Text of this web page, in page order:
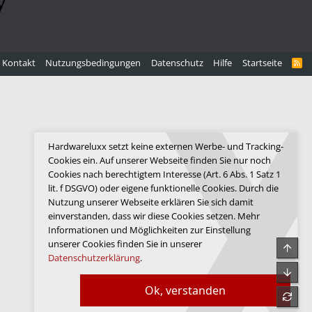
Kontakt Nutzungsbedingungen Datenschutz Hilfe Startseite
R
Ok, verstanden
Hardwareluxx setzt keine externen Werbe- und Tracking-
Cookies ein. Auf unserer Webseite finden Sie nur noch
Cookies nach berechtigtem Interesse (Art. 6 Abs. 1 Satz 1
lit. f DSGVO) oder eigene funktionelle Cookies. Durch die
Nutzung unserer Webseite erklären Sie sich damit
einverstanden, dass wir diese Cookies setzen. Mehr
Informationen und Möglichkeiten zur Einstellung
unserer Cookies finden Sie in unserer
Datenschutzerklärung.